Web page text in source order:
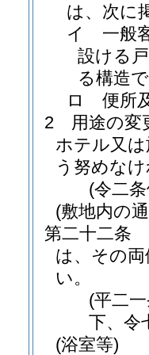
は、次に
イ
一般
設ける
る構造
ロ
便所
2
用途の
ホテル又
う努めな
(令二
(敷地内の
第二十二条
は、その
い。
(平二
下、令
(浴室等)